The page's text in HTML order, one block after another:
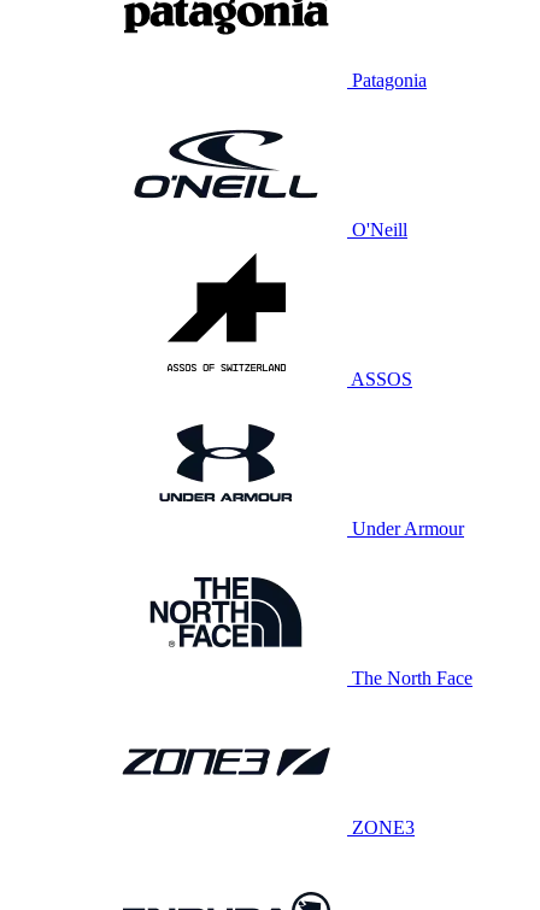
Patagonia
O'Neill
ASSOS
Under Armour
The North Face
ZONE3